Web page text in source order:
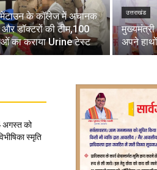
के कॉलेज में अचानक
डॉक्टरों की टीम,100
का कराया Urine टेस्ट
उत्तराखंड
मुख्यमंत्री
अपने
अगस्त को
स्मृति